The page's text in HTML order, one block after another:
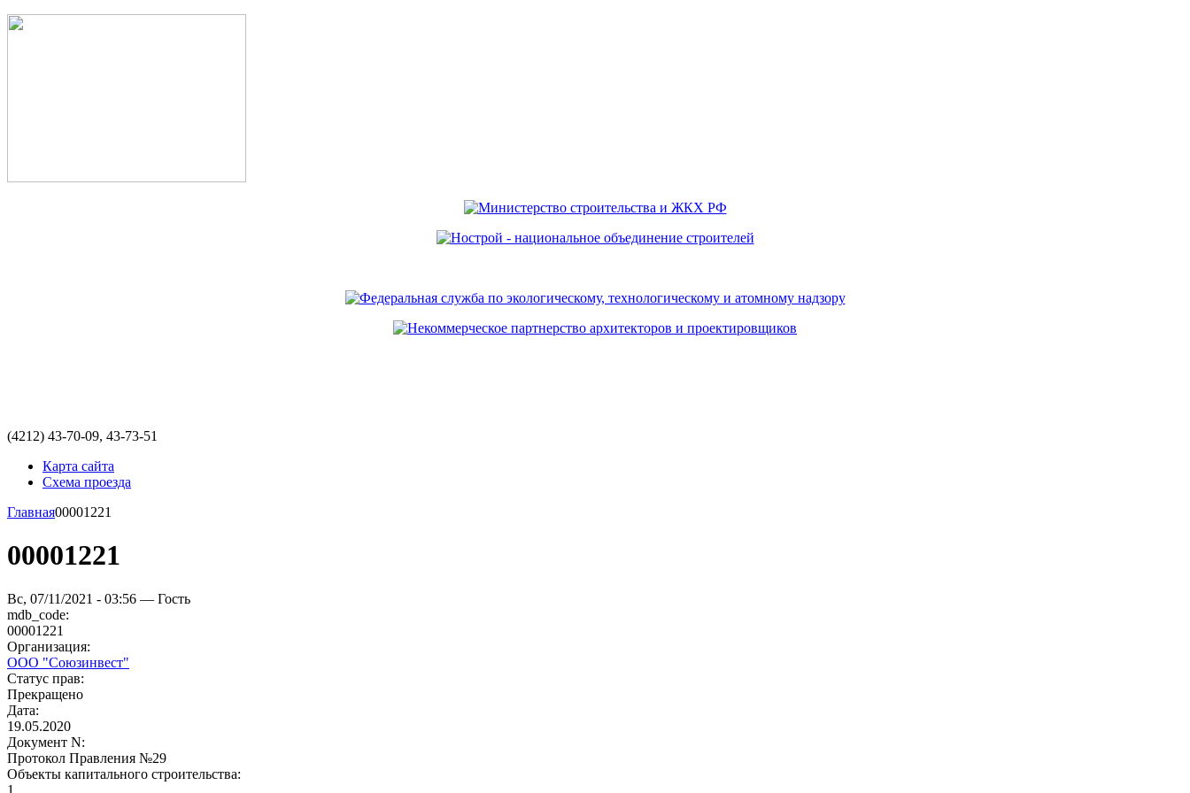
(4212) 43-70-09, 43-73-51
Карта сайта
Схема проезда
Главная00001221
00001221
Вс, 07/11/2021 - 03:56 — Гость
mdb_code:
00001221
Организация:
ООО "Союзинвест"
Статус прав:
Прекращено
Дата:
19.05.2020
Документ N:
Протокол Правления №29
Объекты капитального строительства:
1